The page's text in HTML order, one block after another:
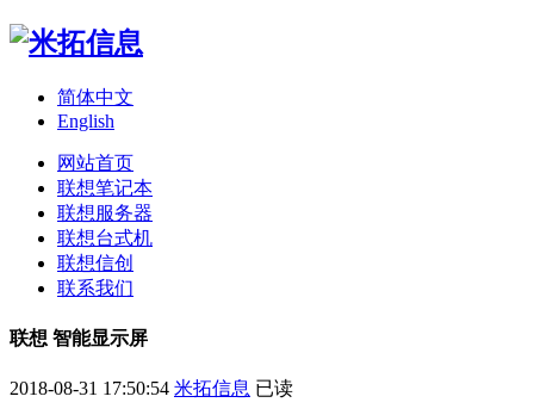
简体中文
English
网站首页
联想笔记本
联想服务器
联想台式机
联想信创
联系我们
联想 智能显示屏
2018-08-31 17:50:54 米拓信息 已读